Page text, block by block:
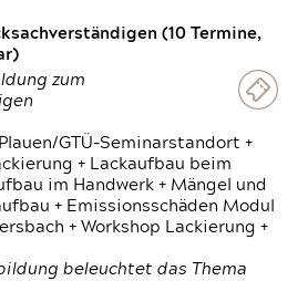
(10 Termine,
zum
GTÜ-Seminarstandort +
+ Lackaufbau beim
im Handwerk + Mängel und
+ Emissionsschäden Modul
+ Workshop Lackierung +
beleuchtet das Thema